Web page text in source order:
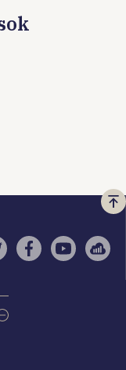
a
Facebook
YouTube